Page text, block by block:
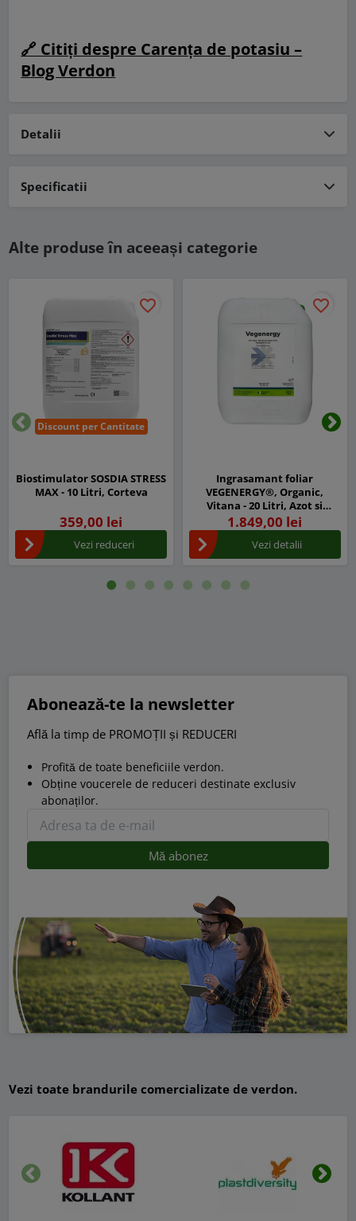
🔗 Citiți despre Carența de potasiu –
Blog Verdon
Detalii
Specificatii
Alte produse în aceeași categorie
Discount per Cantitate
favorite_border
Biostimulator SOSDIA STRESS
MAX - 10 Litri, Corteva
359,00 lei
Vezi reduceri
favorite_border
Ingrasamant foliar
VEGENERGY®, Organic,
Vitana - 20 Litri, Azot si
Aminoacizi vegetali liberi
1.849,00 lei
Vezi detalii
Abonează-te la newsletter
Află la timp de PROMOȚII și REDUCERI
Profită de toate beneficiile verdon.
Obține voucerele de reduceri destinate exclusiv
abonaților.
Vezi toate brandurile comercializate de verdon.
Inapoi